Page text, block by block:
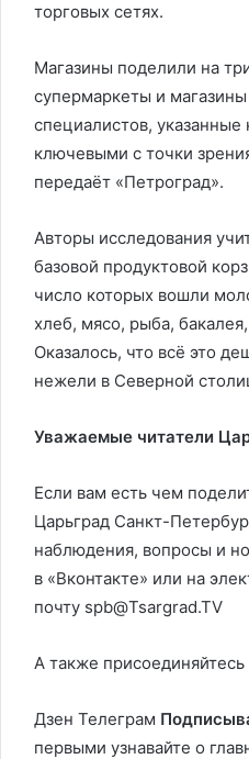
торговых сетях.
Магазины поделили на
супермаркеты и
специалистов, указанные
ключевыми с точки
передаёт «Петроград».
Авторы исследования
базовой продуктовой
число которых вошли
хлеб, мясо, рыба,
Оказалось, что всё это
нежели в Северной
Уважаемые читатели
Если вам есть чем
Царьград Санкт-
наблюдения, вопросы и
в «Вконтакте» или на
почту spb@Tsargrad.TV
А также
Дзен Телеграм
первыми узнавайте о